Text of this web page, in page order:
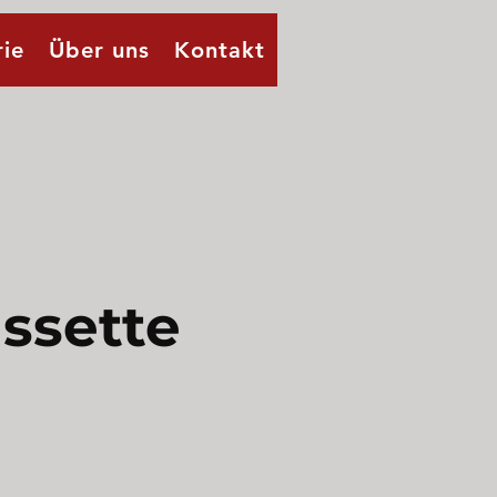
Über uns Kontakt